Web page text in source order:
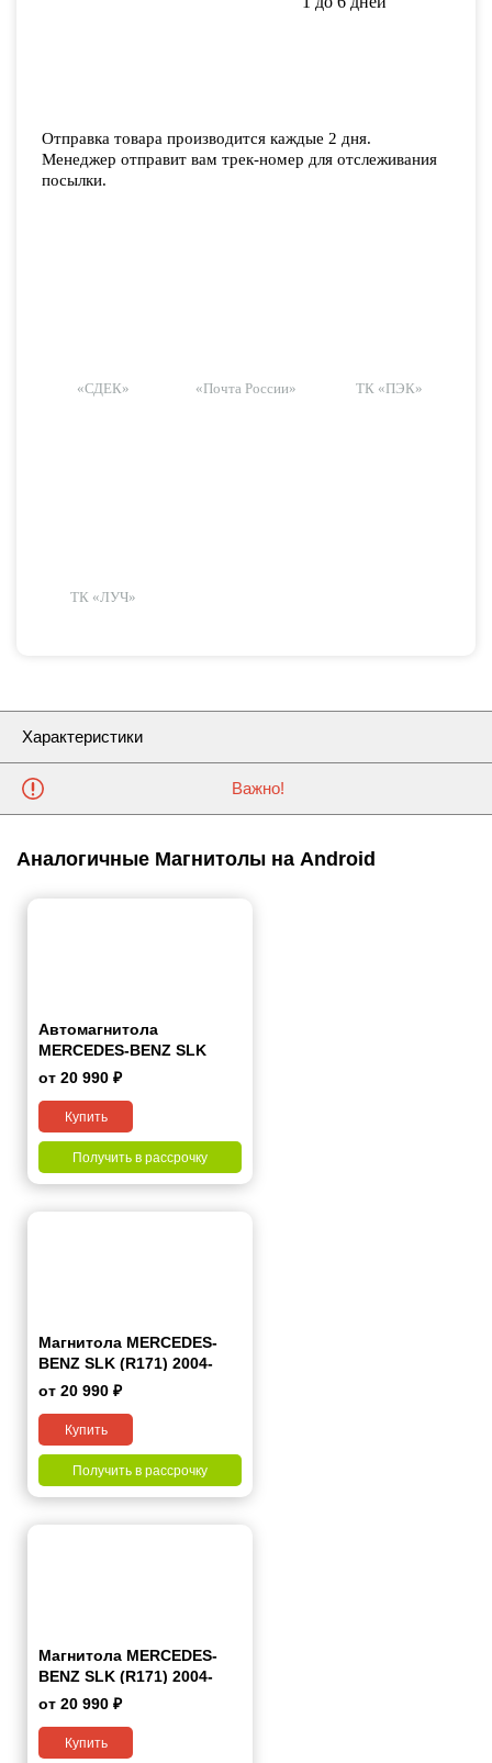
Отправка товара производится каждые 2 дня.
Менеджер отправит вам трек-номер для отслеживания
посылки.
«СДЕК» «Почта России» ТК «ПЭК»
ТК «ЛУЧ»
Характеристики
Важно!
Аналогичные Магнитолы на Android
Автомагнитола
MERCEDES-BENZ SLK
(R171) 2004-2011 7"
от 20 990 ₽
Купить
Получить в рассрочку
Магнитола MERCEDES-
BENZ SLK (R171) 2004-
2011 7 дюймов - 10.1 2/32
от 20 990 ₽
Купить
Получить в рассрочку
Магнитола MERCEDES-
BENZ SLK (R171) 2004-
2011 7 дюймов - 9.1 1/16
от 20 990 ₽
Купить